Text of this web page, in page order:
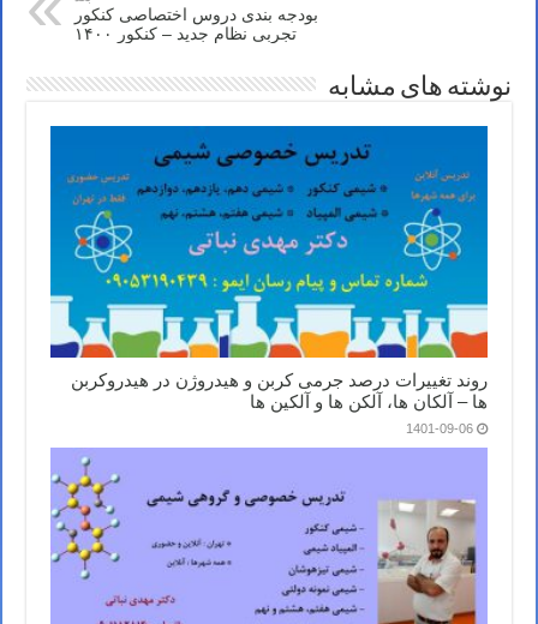
بودجه بندی دروس اختصاصی کنکور
تجربی نظام جدید – کنکور ۱۴۰۰
نوشته های مشابه
روند تغییرات درصد جرمی کربن و هیدروژن در هیدروکربن
ها – آلکان ها، آلکن ها و آلکین ها
1401-09-06